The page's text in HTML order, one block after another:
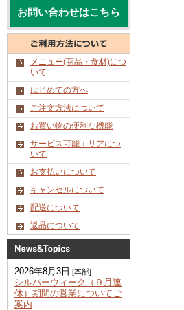
お問い合わせはこちら
メニュー(商品・食材)につ
いて
はじめての方へ
ご注文方法について
お買い物の便利な機能
サービス可能エリアにつ
いて
お支払いについて
キャンセルについて
配送について
返品について
2026年8月3日 [本部]
シルバーウィーク（９月連
休）期間の営業についてご
案内